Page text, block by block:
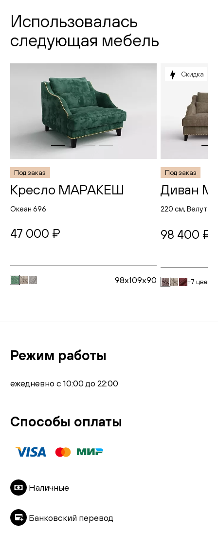
Шоурумы
Дилерам
Использовалась
следующая мебель
Кресло МАРАКЕШ
Под заказ
Океан 696
47 000 ₽
98x109x90
Скидка
Диван
Под заказ
220 см, Велутто
98 400 ₽
+7
Режим работы
ежедневно с 10:00 до 22:00
Способы оплаты
Наличные
Банковский перевод